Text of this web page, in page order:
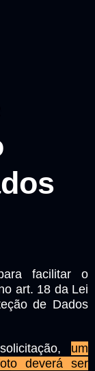
facilitar o
art. 18 da Lei
de Dados
um
deverá ser